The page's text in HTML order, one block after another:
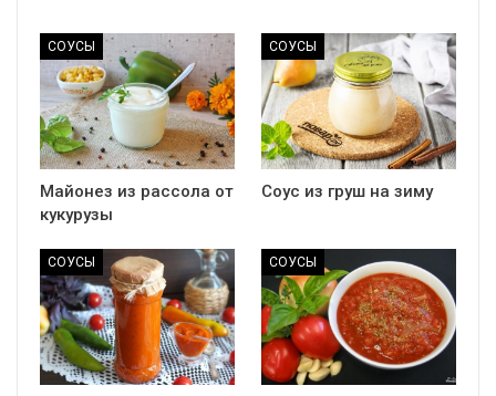
СОУСЫ
Майонез из рассола от
кукурузы
СОУСЫ
Соус из груш на зиму
СОУСЫ СОУСЫ